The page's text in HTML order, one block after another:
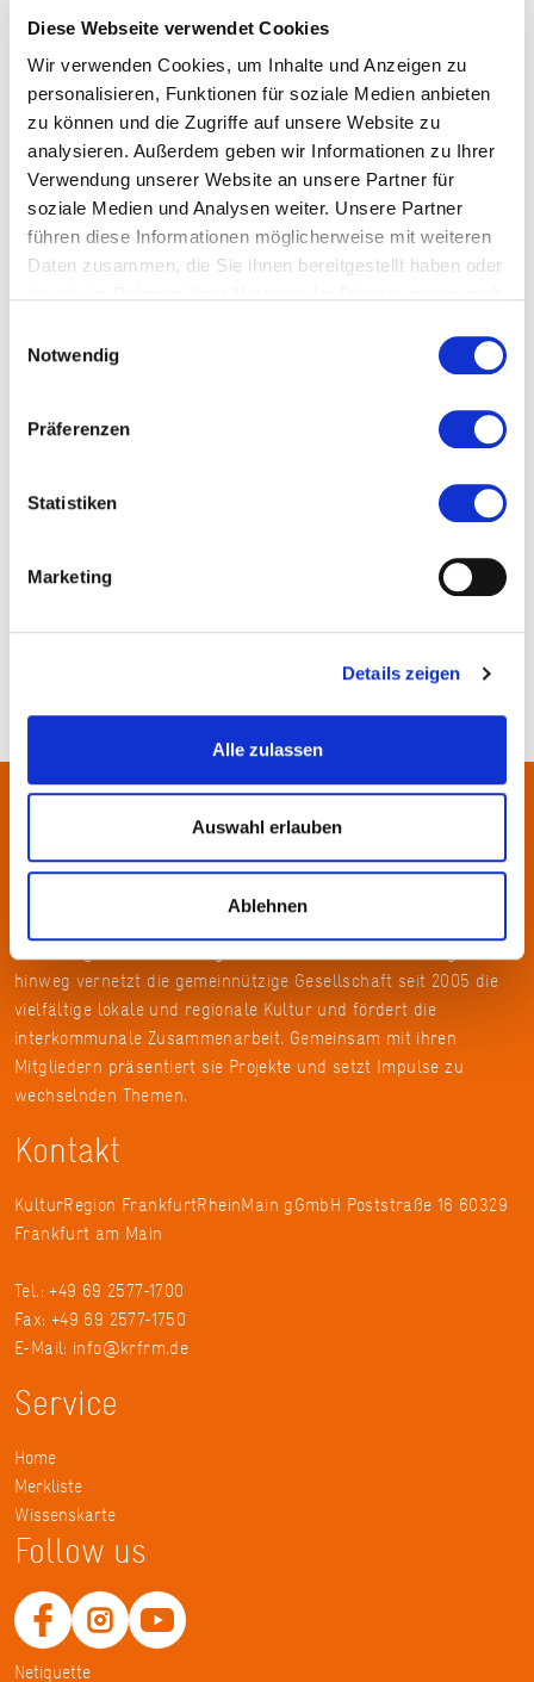
Diese Webseite verwendet Cookies
Wir verwenden Cookies, um Inhalte und Anzeigen zu
personalisieren, Funktionen für soziale Medien anbieten
zu können und die Zugriffe auf unsere Website zu
analysieren. Außerdem geben wir Informationen zu Ihrer
Verwendung unserer Website an unsere Partner für
soziale Medien und Analysen weiter. Unsere Partner
führen diese Informationen möglicherweise mit weiteren
Daten zusammen, die Sie ihnen bereitgestellt haben oder
Notwendig
Präferenzen
Statistiken
Marketing
Details zeigen
Alle zulassen
Auswahl erlauben
Ablehnen
Kosten und Anmeldung
Ort und Anfahrt
Veranstaltet von
Kur- und Touristik-Info Bad Salzhausen
In der Metropolregion FrankfurtRheinMain haben sich rund 50
hinweg vernetzt die gemeinnützige Gesellschaft seit 2005 die
vielfältige lokale und regionale Kultur und fördert die
interkommunale Zusammenarbeit. Gemeinsam mit ihren
Mitgliedern präsentiert sie Projekte und setzt Impulse zu
wechselnden Themen.
Kontakt
KulturRegion FrankfurtRheinMain gGmbH Poststraße 16 60329
Frankfurt am Main
Tel.: +49 69 2577-1700
Fax: +49 69 2577-1750
E-Mail: info@krfrm.de
Service
Home
Merkliste
Wissenskarte
Follow us
Netiquette